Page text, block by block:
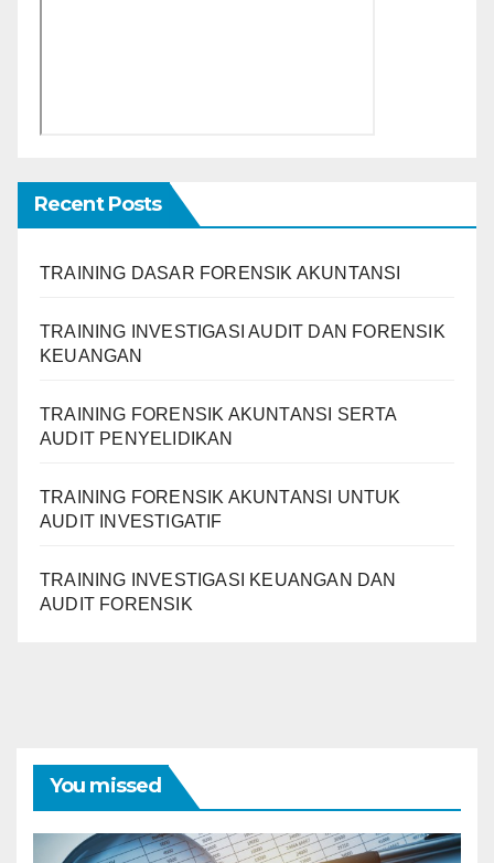
Recent Posts
TRAINING DASAR FORENSIK AKUNTANSI
TRAINING INVESTIGASI AUDIT DAN FORENSIK
KEUANGAN
TRAINING FORENSIK AKUNTANSI SERTA
AUDIT PENYELIDIKAN
TRAINING FORENSIK AKUNTANSI UNTUK
AUDIT INVESTIGATIF
TRAINING INVESTIGASI KEUANGAN DAN
AUDIT FORENSIK
You missed